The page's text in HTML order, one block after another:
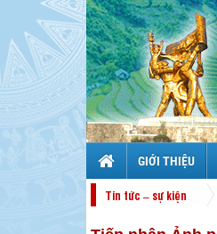
GIỚI THIỆU
Tin tức – sự kiện